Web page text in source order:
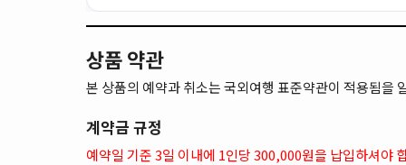
상품 약관
본 상품의 예약과 취소는 국외여행 표준약관이 적용됨을
계약금 규정
예약일 기준 3일 이내에 1인당 300,000원을 납입하셔야